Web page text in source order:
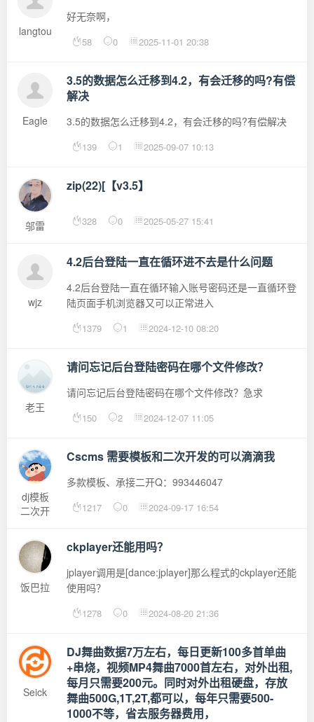
langtou
好无奈啊，
58 0 2025-11-01 20:38
Eagle
3.5的数据怎么迁移到4.2，有会迁移的吗?有偿
解决
3.5的数据怎么迁移到4.2，有会迁移的吗?有偿解决
139 1 2025-09-07 10:13
邬雷
zip(22)[【v3.5】
328 0 2025-05-27 15:41
wjz
4.2后台登陆一直在循环进不去是什么问题
4.2后台登陆一直在循环输入账号密码还是一直循环登
陆页面手机浏览器又可以正常进入
1379 1 2024-12-10 08:20
老王
请问忘记后台登陆密码在哪个文件修改？
请问忘记后台登陆密码在哪个文件修改？急求
150 2 2024-12-07 11:05
dj模板
二次开
Cscms 需要模板和二次开发的可以滴滴我
多款模板、承接二开Q：993446047
1217 0 2024-09-17 16:54
饭巴拉
ckplayer还能用吗？
jplayer调用是[dance:jplayer]那么程式的ckplayer还能
使用吗？
1278 0 2024-08-20 21:36
Seick
DJ舞曲数据7万左右，每日更新100多首单曲
+串烧，视频MP4舞曲7000首左右，对外出租,
每月只需要200元。同时对外出租硬盘，存放
舞曲500G,1T,2T,都可以，每年只需要500-
1000不等，省去服务器费用，